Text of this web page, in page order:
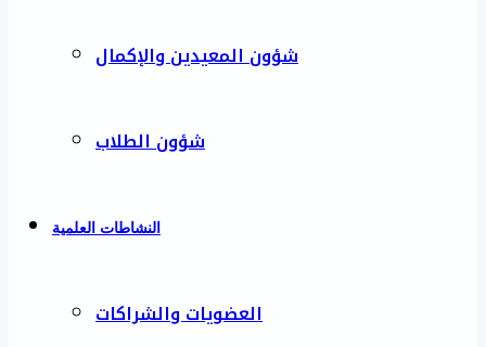
شؤون المعيدين والإكمال
شؤون الطلاب
النشاطات العلمية
العضويات والشراكات